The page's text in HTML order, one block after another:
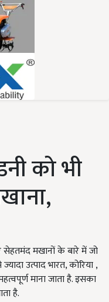
को भी
मखानों के बारे में जो
उत्पाद भारत, कोरिया ,
माना जाता है. इसका
है.